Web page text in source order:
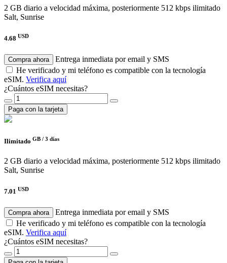
2 GB diario a velocidad máxima, posteriormente 512 kbps ilimitado
Salt, Sunrise
4.68 USD
Compra ahora
Entrega inmediata por email y SMS
He verificado y mi teléfono es compatible con la tecnología
eSIM. Verifica aquí
¿Cuántos eSIM necesitas?
Paga con la tarjeta
Ilimitado GB / 3 días
2 GB diario a velocidad máxima, posteriormente 512 kbps ilimitado
Salt, Sunrise
7.01 USD
Compra ahora
Entrega inmediata por email y SMS
He verificado y mi teléfono es compatible con la tecnología
eSIM. Verifica aquí
¿Cuántos eSIM necesitas?